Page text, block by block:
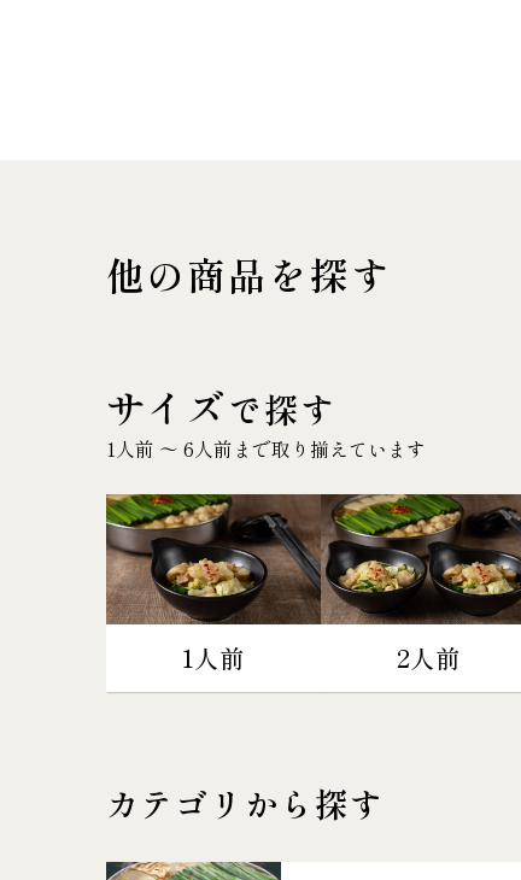
他の商品を探す
サイズで探す
1人前 〜 6人前まで取り揃えています
1人前 2人前
カテゴリから探す